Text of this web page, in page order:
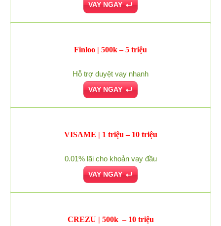
VAY NGAY
Finloo | 500k – 5 triệu
Hỗ trợ duyệt vay nhanh
VAY NGAY
VISAME | 1 triệu – 10 triệu
0.01% lãi cho khoản vay đầu
VAY NGAY
CREZU | 500k – 10 triệu